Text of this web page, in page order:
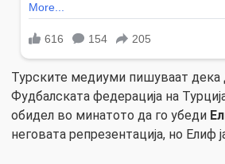
Турските медиуми пишуваат дека
Фудбалската федерација на
обидел во минатото да го убеди
неговата репрезентација, но Елиф